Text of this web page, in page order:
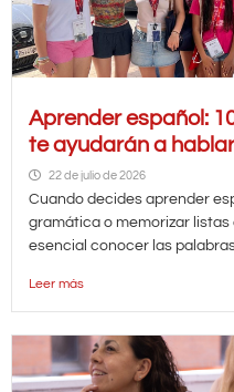
Aprender español:
te ayudarán a
22 de julio de 2026
Cuando decides aprender
gramática o memorizar listas
esencial conocer las
Leer más